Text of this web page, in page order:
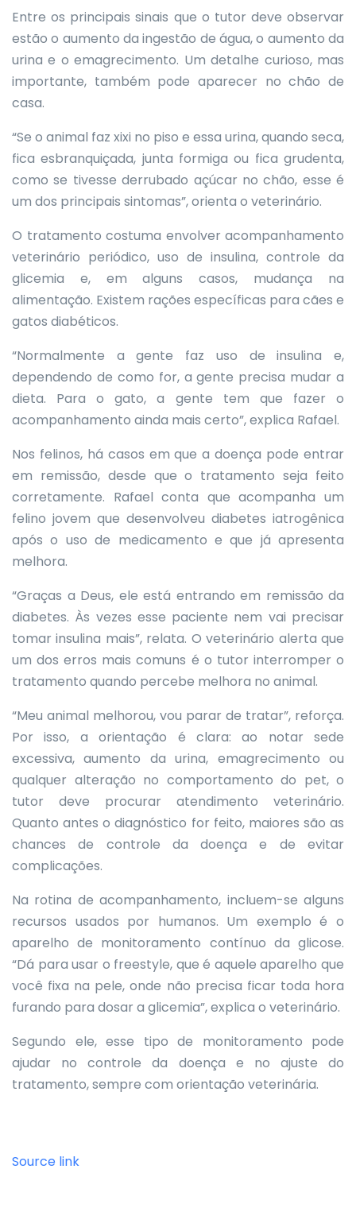
Entre os principais sinais que o tutor deve observar
estão o aumento da ingestão de água, o aumento da
urina e o emagrecimento. Um detalhe curioso, mas
importante, também pode aparecer no chão de
casa.
“Se o animal faz xixi no piso e essa urina, quando seca,
fica esbranquiçada, junta formiga ou fica grudenta,
como se tivesse derrubado açúcar no chão, esse é
um dos principais sintomas”, orienta o veterinário.
O tratamento costuma envolver acompanhamento
veterinário periódico, uso de insulina, controle da
glicemia e, em alguns casos, mudança na
alimentação. Existem rações específicas para cães e
gatos diabéticos.
“Normalmente a gente faz uso de insulina e,
dependendo de como for, a gente precisa mudar a
dieta. Para o gato, a gente tem que fazer o
acompanhamento ainda mais certo”, explica Rafael.
Nos felinos, há casos em que a doença pode entrar
em remissão, desde que o tratamento seja feito
corretamente. Rafael conta que acompanha um
felino jovem que desenvolveu diabetes iatrogênica
após o uso de medicamento e que já apresenta
melhora.
“Graças a Deus, ele está entrando em remissão da
diabetes. Às vezes esse paciente nem vai precisar
tomar insulina mais”, relata. O veterinário alerta que
um dos erros mais comuns é o tutor interromper o
tratamento quando percebe melhora no animal.
“Meu animal melhorou, vou parar de tratar”, reforça.
Por isso, a orientação é clara: ao notar sede
excessiva, aumento da urina, emagrecimento ou
qualquer alteração no comportamento do pet, o
tutor deve procurar atendimento veterinário.
Quanto antes o diagnóstico for feito, maiores são as
chances de controle da doença e de evitar
complicações.
Na rotina de acompanhamento, incluem-se alguns
recursos usados por humanos. Um exemplo é o
aparelho de monitoramento contínuo da glicose.
“Dá para usar o freestyle, que é aquele aparelho que
você fixa na pele, onde não precisa ficar toda hora
furando para dosar a glicemia”, explica o veterinário.
Segundo ele, esse tipo de monitoramento pode
ajudar no controle da doença e no ajuste do
tratamento, sempre com orientação veterinária.
Source link